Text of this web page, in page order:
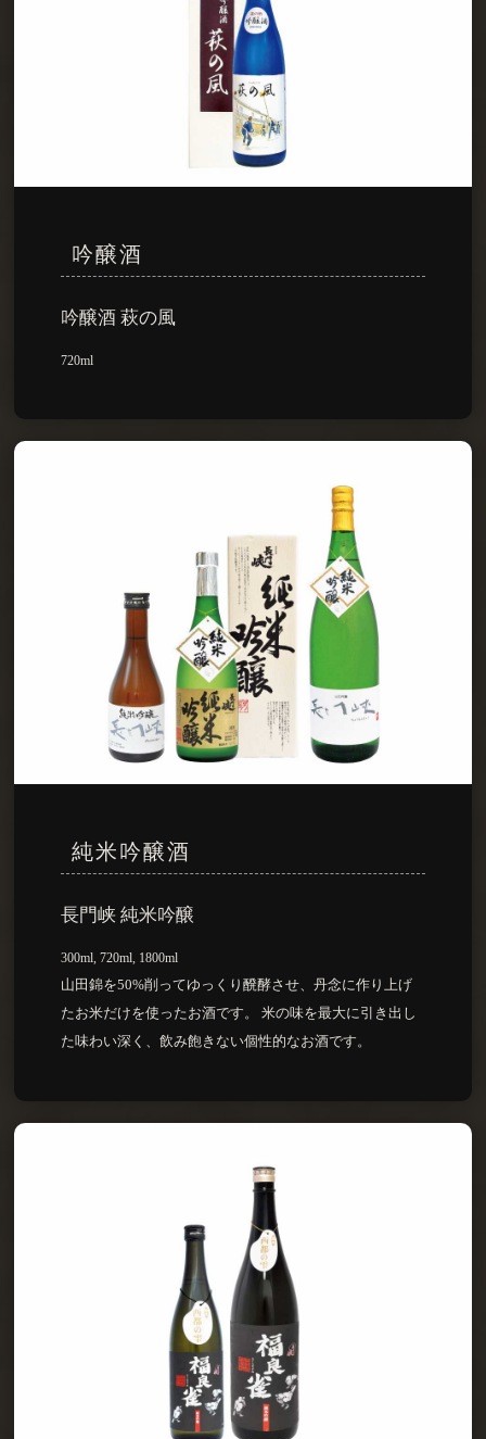
吟醸酒
吟醸酒 萩の風
720ml
純米吟醸酒
長門峡 純米吟醸
300ml, 720ml, 1800ml
山田錦を50%削ってゆっくり醗酵させ、丹念に作り上げ
たお米だけを使ったお酒です。 米の味を最大に引き出し
た味わい深く、飲み飽きない個性的なお酒です。